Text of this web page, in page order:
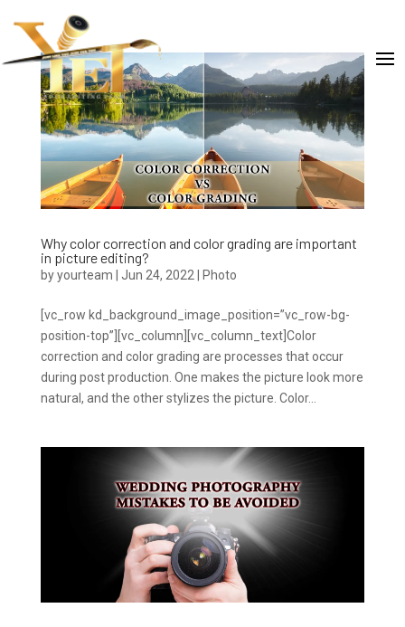
Why color correction and color grading are important
in picture editing?
byyourteam | Jun 24, 2022 | Photo
[vc_row kd_background_image_position=”vc_row-bg-
position-top”][vc_column][vc_column_text]Color
correction and color grading are processes that occur
during post production. One makes the picture look more
natural, and the other stylizes the picture. Color...